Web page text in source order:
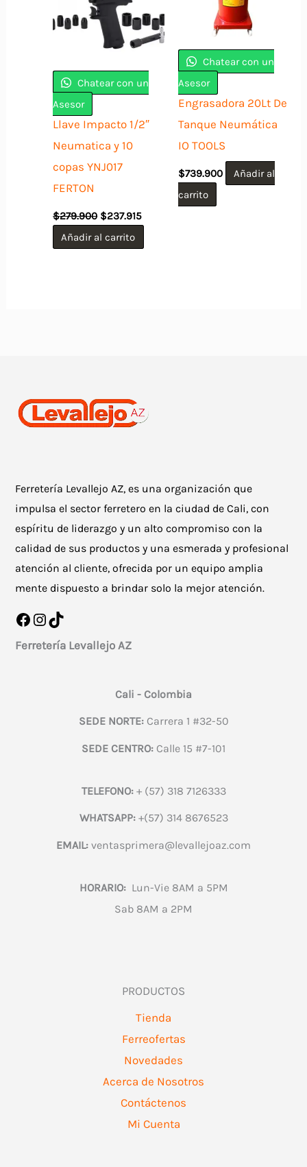
Chatear con un
Asesor
Llave Impacto 1/2″
Neumatica y 10
copas YNJ017
FERTON
$279.900 El
precio
original
era:
$237.915
precio
es:
Añadir al carrito
Chatear con un
Asesor
Engrasadora 20Lt De
Tanque Neumática
IO TOOLS
$739.900
Añadir al
carrito
Ferretería Levallejo AZ, es una organización que
impulsa el sector ferretero en la ciudad de Cali, con
espíritu de liderazgo y un alto compromiso con la
calidad de sus productos y una esmerada y profesional
atención al cliente, ofrecida por un equipo amplia
mente dispuesto a brindar solo la mejor atención.
Facebook
Instagram
TikTok
Ferretería Levallejo AZ
Cali - Colombia
SEDE NORTE:Carrera 1 #32-50
SEDE CENTRO: Calle 15 #7-101
TELEFONO:+ (57) 318 7126333
WHATSAPP:+(57) 314 8676523
EMAIL: ventasprimera@levallejoaz.com
HORARIO:Lun-Vie 8AM a 5PM
Sab 8AM a 2PM
PRODUCTOS
Tienda
Ferreofertas
Novedades
Acerca de Nosotros
Contáctenos
Mi Cuenta